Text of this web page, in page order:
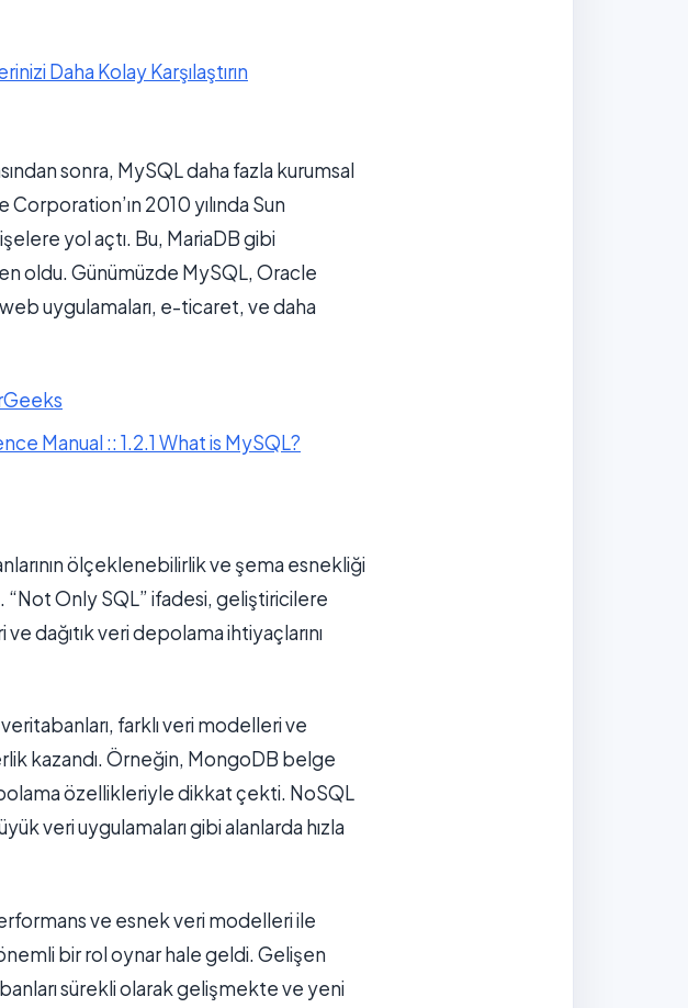
Daha Kolay Karşılaştırın
sonra, MySQL daha fazla kurumsal
2010 yılında Sun
yol açtı. Bu, MariaDB gibi
oldu. Günümüzde MySQL, Oracle
uygulamaları, e-ticaret, ve daha
Manual :: 1.2.1 What is MySQL?
ölçeklenebilirlik ve şema esnekliği
“Not Only SQL” ifadesi, geliştiricilere
dağıtık veri depolama ihtiyaçlarını
farklı veri modelleri ve
kazandı. Örneğin, MongoDB belge
özellikleriyle dikkat çekti. NoSQL
veri uygulamaları gibi alanlarda hızla
ve esnek veri modelleri ile
bir rol oynar hale geldi. Gelişen
sürekli olarak gelişmekte ve yeni